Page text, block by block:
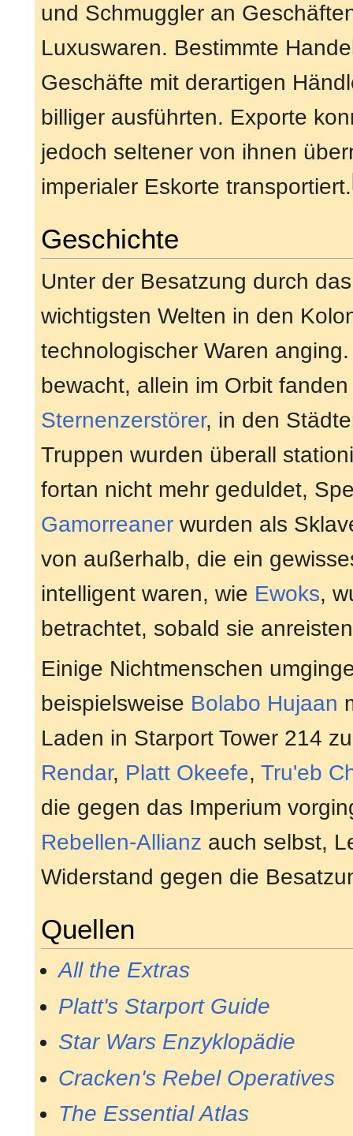
und Schmuggler an
Luxuswaren. Bestimmte
Geschäfte mit derartigen
billiger ausführten. Exporte
jedoch seltener von ihnen
imperialer Eskorte transportiert.
Geschichte
Unter der Besatzung durch
wichtigsten Welten in den
technologischer Waren
bewacht, allein im Orbit
Sternenzerstörer, in den
Truppen wurden überall
fortan nicht mehr geduldet,
Gamorreaner wurden als
von außerhalb, die ein
intelligent waren, wie Ewoks,
betrachtet, sobald sie
Einige Nichtmenschen
beispielsweise Bolabo Hujaan
Laden in Starport Tower 214
Rendar, Platt Okeefe, Tru'eb
die gegen das Imperium
Rebellen-Allianz auch selbst,
Widerstand gegen die
Quellen
All the Extras
Platt's Starport Guide
Star Wars Enzyklopädie
Cracken's Rebel Operatives
The Essential Atlas